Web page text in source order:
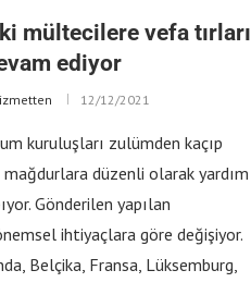
mültecilere vefa tırları
ediyor
12/12/2021
kuruluşları zulümden kaçıp
mağdurlara düzenli olarak yardım
Gönderilen yapılan
ihtiyaçlara göre değişiyor.
Belçika, Fransa, Lüksemburg,